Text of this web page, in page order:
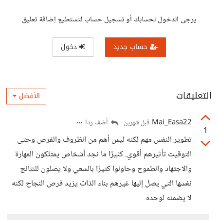
يرجى الدخول لحسابك أو تسجيل حساب لتستطيع إضافة تعليق
حساب جديد دخول
التعليقات الأفضل
1
Mai_Easa22 قبل شهرين أضف ردا
تطوير النفس مهم لكنه ليس أهم من الظروف والفرص وحتى
التوقيت تأثيرهم أقوي. كثيرًا ما نجد أشخاص يمتلكون المهارة
والاجتهاد والطموح وحاولوا كثيرًا بالسعي ولا يصلون للنتائج
نفسها التي يصل إليها غيرهم بناء الذات يزيد فرص النجاح لكنه
لا يضمنه لوحده